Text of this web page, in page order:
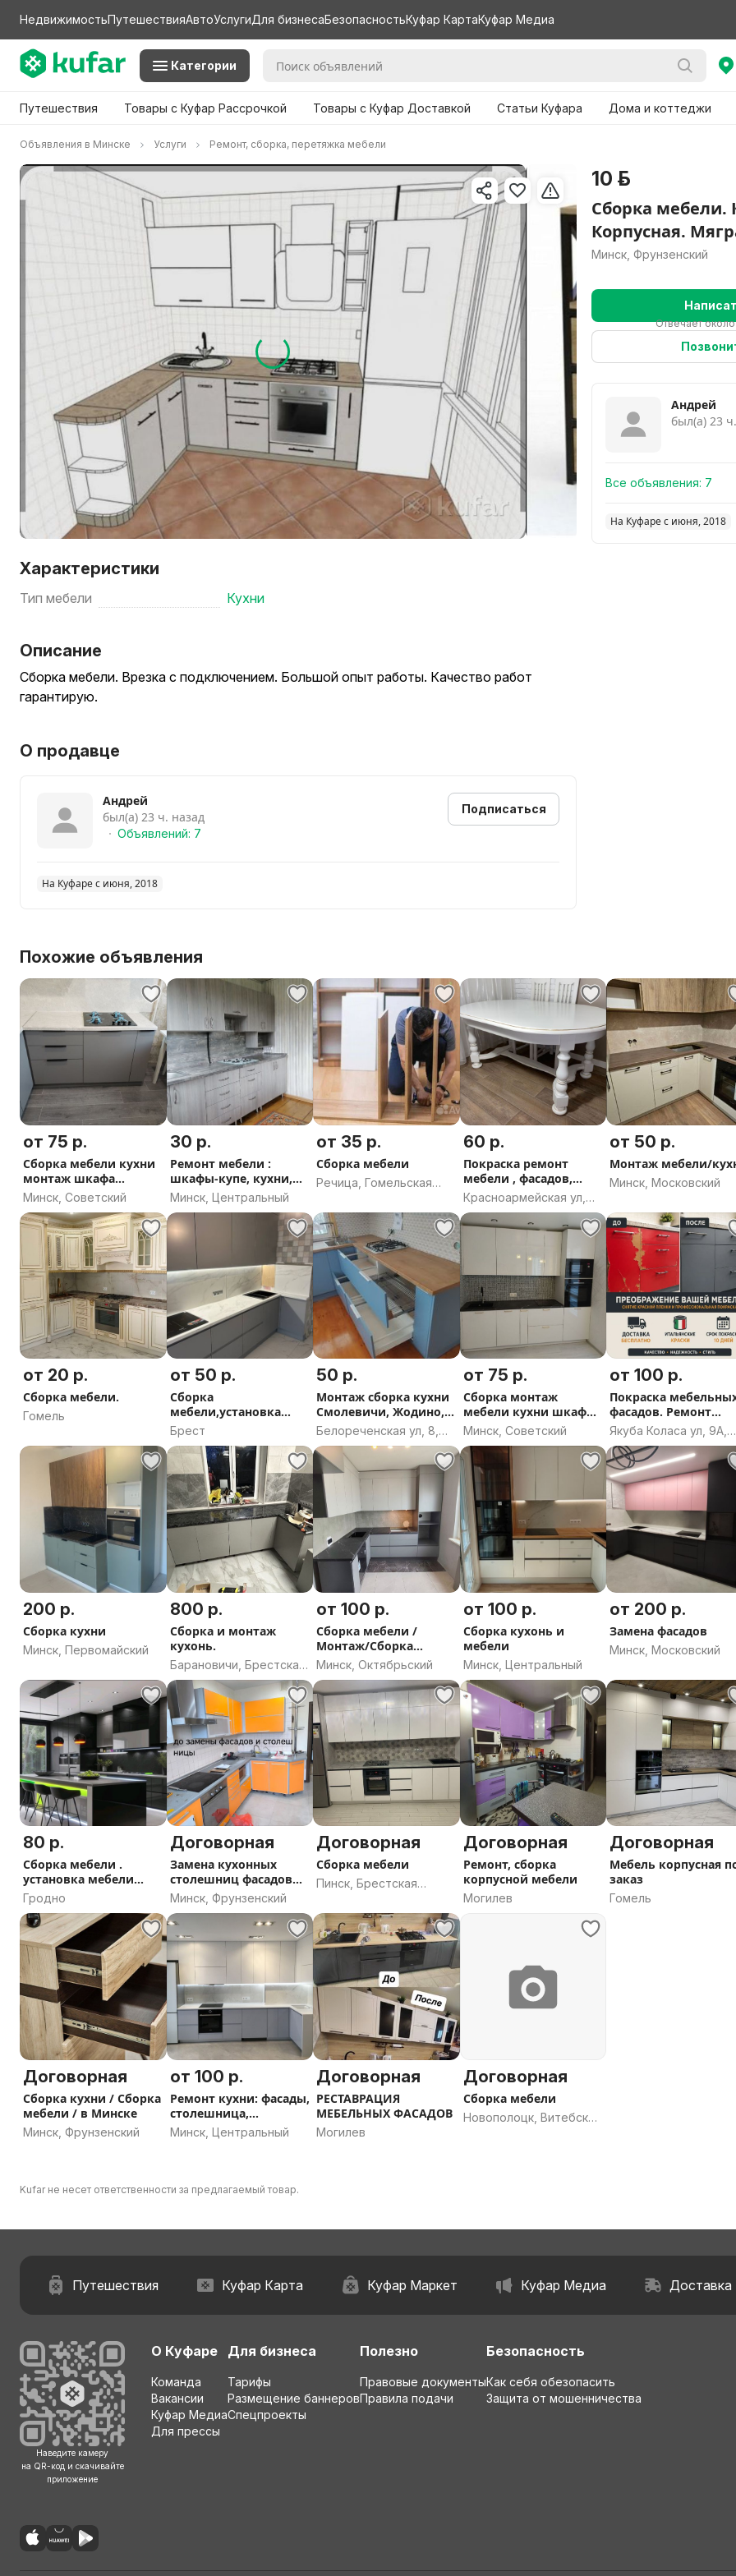
НедвижимостьПутешествияАвтоУслугиДля бизнесаБезопасностьКуфар КартаКуфар Медиа
Категории
Путешествия Товары с Куфар Рассрочкой Товары с Куфар Доставкой Статьи Куфара Дома и коттеджи
Объявления в Минске Услуги Ремонт, сборка, перетяжка мебели
Характеристики
Тип мебели Кухни
Описание
Сборка мебели. Врезка с подключением. Большой опыт работы. Качество работ
гарантирую.
О продавце
Андрей
был(а) 23 ч. назад
Объявлений: 7
Подписаться
На Куфаре с июня, 2018
Похожие объявления
от 75 р.
Сборка мебели кухни
монтаж шкафа
прихожей детской
Минск, Советский
30 р.
Ремонт мебели :
шкафы-купе, кухни,
детские и т.п.
Минск, Центральный
от 35 р.
Сборка мебели
Речица, Гомельская
60 р.
Покраска ремонт
мебели , фасадов,
столешниц
Красноармейская ул,
Гомель, Гомельская
область
от 50 р.
Монтаж мебели/
Минск, Московский
от 20 р.
Сборка мебели.
Гомель
от 50 р.
Сборка
мебели,установка
кухонь.
Брест
50 р.
Монтаж сборка кухни
Смолевичи, Жодино,
Борисов
Белореченская ул, 8,
Смолевичи,
Смолевичский район,
Минская область
от 75 р.
Сборка монтаж
мебели кухни шкафы
проекты
Минск, Советский
от 100 р.
Покраска
фасадов. Ремонт
мебели
Якуба Коласа ул, 9А,
Гродно, Гродненская
область
200 р.
Сборка кухни
Минск, Первомайский
800 р.
Сборка и монтаж
кухонь.
Барановичи, Брестская
область
от 100 р.
Сборка мебели /
Монтаж/Сборка
Кухонь/ Шкафов
Минск, Октябрьский
от 100 р.
Сборка кухонь и
мебели
Минск, Центральный
от 200 р.
Замена фасадов
Минск, Московский
80 р.
Сборка мебели .
установка мебели
.кухни .шкафы
Гродно
Договорная
Замена кухонных
столешниц фасадов
кухонных ремонт
Минск, Фрунзенский
Договорная
Сборка мебели
Пинск, Брестская
Договорная
Ремонт, сборка
корпусной мебели
Могилев
Договорная
Мебель корпусная
заказ
Гомель
Договорная
Сборка кухни / Сборка
мебели / в Минске
Минск, Фрунзенский
от 100 р.
Ремонт кухни: фасады,
столешница,
фурнитура.
Минск, Центральный
Договорная
РЕСТАВРАЦИЯ
МЕБЕЛЬНЫХ ФАСАДОВ
Могилев
Договорная
Сборка мебели
Новополоцк, Витебская
Kufar не несет ответственности за предлагаемый товар.
10 р.
Сборка мебели.
Корпусная.
Минск, Фрунзенский
Отвечает
Андрей
был(а) 23
Все объявления: 7
На Куфаре с июня, 2018
Путешествия Куфар Карта Куфар Маркет Куфар Медиа Доставка
Наведите камеру
на QR-код и скачивайте
приложение
О Куфаре
Команда
Вакансии
Куфар Медиа
Для прессы
Для бизнеса
Тарифы
Размещение баннеров
Спецпроекты
Полезно
Правовые документы
Правила подачи
Безопасность
Как себя обезопасить
Защита от мошенничества